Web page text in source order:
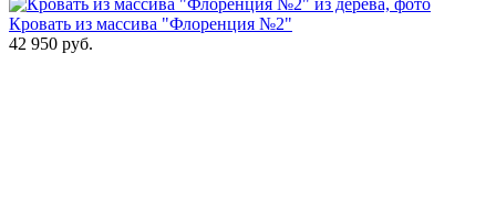
Кровать из массива "Флоренция №2"
42 950 руб.